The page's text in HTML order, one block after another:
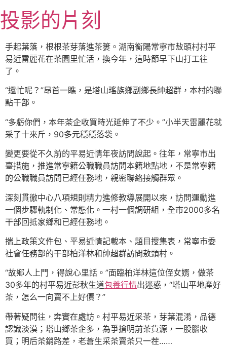
至
主
要
內
容
投影的片刻
手起葉落，根根茶芽落進茶簍。湖南衡陽常寧市敖頭村村平
易近雷麗花在茶園里忙活，換今年，這時節早下山打工往
了。
“還忙呢？”昂首一瞧，是塔山瑤族鄉副鄉長帥超群，本村的聯
點干部。
“多虧你們，本年茶企收買時光延伸了不少。”小半天雷麗花就
采了十來斤，90多元穩穩落袋。
變更要從不久前的平易近情年夜訪問說起。往年，常寧市出
臺措施，推進常寧籍公職職員訪問本籍地點地，不是常寧籍
的公職職員訪問已經任務地，親密聯絡接觸群眾。
深刻貫徹中心八項規則精力進修教導展開以來，訪問運動進
一個步驟軌制化、常態化。一村一個調研組，全市2000多名
干部回抵家鄉和已經任務地。
揣上政策文件包、平易近情記載本、題目搜集表，常寧市委
社會任務部的干部柏洋林和帥超群訪問敖頭村。
“故鄉人上門，得說心里話。”面臨柏洋林這位侄女婿，做茶
30多年的村平易近彭秋生道包養行情出迷惑，“塔山平地產好
茶，怎么一向賣不上好價？”
帶著疑問往，奔實在處訪。村平易近采茶，芽葉混淆，品德
認識淡漠；塔山鄉茶企多，為爭搶明前茶貨源，一股腦收
買；明后茶銷路差，老蒼生采茶賣茶只一茬……